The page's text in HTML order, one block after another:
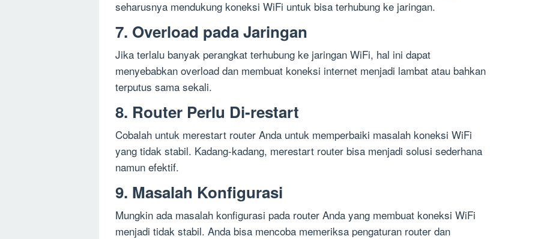
seharusnya mendukung koneksi WiFi untuk bisa terhubung ke jaringan.
7. Overload pada Jaringan
Jika terlalu banyak perangkat terhubung ke jaringan WiFi, hal ini dapat
menyebabkan overload dan membuat koneksi internet menjadi lambat atau bahkan
terputus sama sekali.
8. Router Perlu Di-restart
Cobalah untuk merestart router Anda untuk memperbaiki masalah koneksi WiFi
yang tidak stabil. Kadang-kadang, merestart router bisa menjadi solusi sederhana
namun efektif.
9. Masalah Konfigurasi
Mungkin ada masalah konfigurasi pada router Anda yang membuat koneksi WiFi
menjadi tidak stabil. Anda bisa mencoba memeriksa pengaturan router dan